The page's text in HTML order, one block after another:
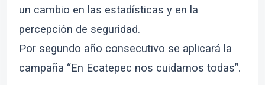
un cambio en las estadísticas y en la
percepción de seguridad.
Por segundo año consecutivo se aplicará la
campaña “En Ecatepec nos cuidamos todas”.